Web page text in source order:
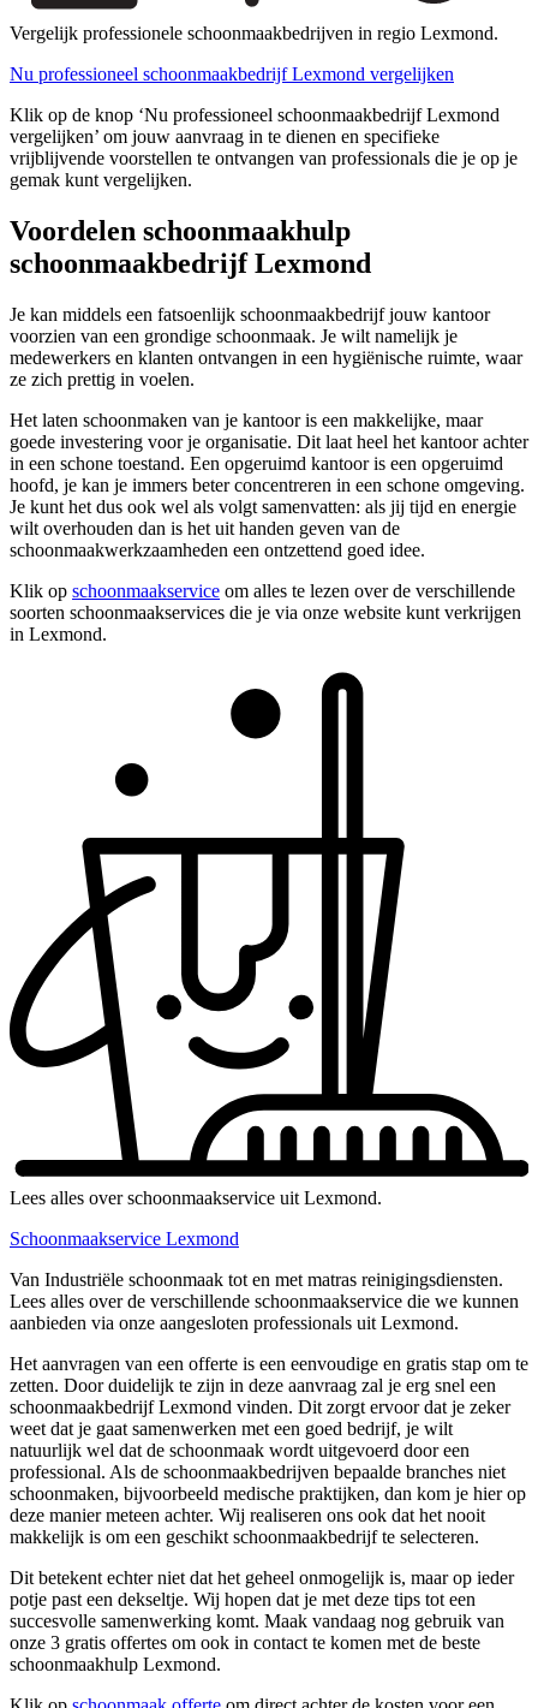
Vergelijk professionele schoonmaakbedrijven in regio Lexmond.
Nu professioneel schoonmaakbedrijf Lexmond vergelijken
Klik op de knop ‘Nu professioneel schoonmaakbedrijf Lexmond
vergelijken’ om jouw aanvraag in te dienen en specifieke
vrijblijvende voorstellen te ontvangen van professionals die je op je
gemak kunt vergelijken.
Voordelen schoonmaakhulp
schoonmaakbedrijf Lexmond
Je kan middels een fatsoenlijk schoonmaakbedrijf jouw kantoor
voorzien van een grondige schoonmaak. Je wilt namelijk je
medewerkers en klanten ontvangen in een hygiënische ruimte, waar
ze zich prettig in voelen.
Het laten schoonmaken van je kantoor is een makkelijke, maar
goede investering voor je organisatie. Dit laat heel het kantoor achter
in een schone toestand. Een opgeruimd kantoor is een opgeruimd
hoofd, je kan je immers beter concentreren in een schone omgeving.
Je kunt het dus ook wel als volgt samenvatten: als jij tijd en energie
wilt overhouden dan is het uit handen geven van de
schoonmaakwerkzaamheden een ontzettend goed idee.
Klik op schoonmaakservice om alles te lezen over de verschillende
soorten schoonmaakservices die je via onze website kunt verkrijgen
in Lexmond.
Lees alles over schoonmaakservice uit Lexmond.
Schoonmaakservice Lexmond
Van Industriële schoonmaak tot en met matras reinigingsdiensten.
Lees alles over de verschillende schoonmaakservice die we kunnen
aanbieden via onze aangesloten professionals uit Lexmond.
Het aanvragen van een offerte is een eenvoudige en gratis stap om te
zetten. Door duidelijk te zijn in deze aanvraag zal je erg snel een
schoonmaakbedrijf Lexmond vinden. Dit zorgt ervoor dat je zeker
weet dat je gaat samenwerken met een goed bedrijf, je wilt
natuurlijk wel dat de schoonmaak wordt uitgevoerd door een
professional. Als de schoonmaakbedrijven bepaalde branches niet
schoonmaken, bijvoorbeeld medische praktijken, dan kom je hier op
deze manier meteen achter. Wij realiseren ons ook dat het nooit
makkelijk is om een geschikt schoonmaakbedrijf te selecteren.
Dit betekent echter niet dat het geheel onmogelijk is, maar op ieder
potje past een dekseltje. Wij hopen dat je met deze tips tot een
succesvolle samenwerking komt. Maak vandaag nog gebruik van
onze 3 gratis offertes om ook in contact te komen met de beste
schoonmaakhulp Lexmond.